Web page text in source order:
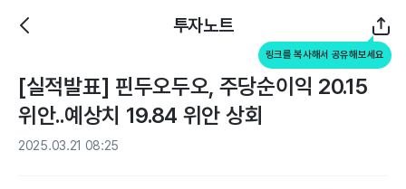
투자노트
링크를 복사해서 공유해보세요
[실적발표] 핀두오두오, 주당순이익 20.15
위안..예상치 19.84 위안 상회
2025.03.21 08:25